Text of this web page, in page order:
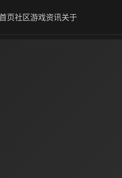
页社区游戏资讯关于